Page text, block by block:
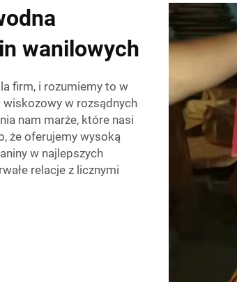
wanilowych
firm, i rozumiemy to w
wiskozowy w rozsądnych
nam marże, które nasi
że oferujemy wysoką
w najlepszych
relacje z licznymi